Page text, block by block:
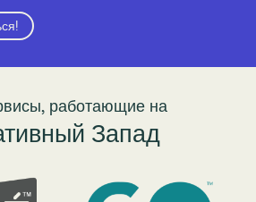
работающие на
Запад